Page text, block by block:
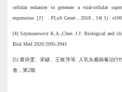
cellular enhancer to generate a viral-cellular
expression［J］．PLoS Genet，2018，14( 1) :
[4]Szymonowicz K.A.,Chen J.J. Biological and
Biol Med 2020:2095-3941
[5] 黄诗雯、宋硕、王致萍等. 人乳头瘤病毒治疗
卷，第2期